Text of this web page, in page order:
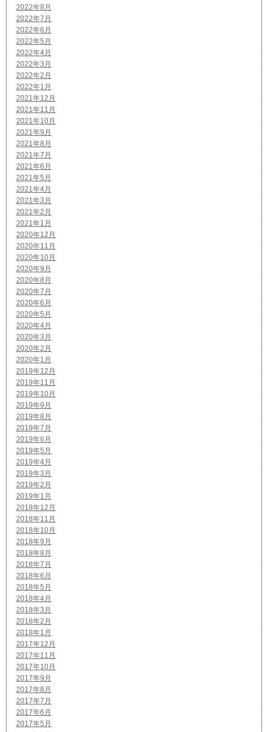
2022年8月
2022年7月
2022年6月
2022年5月
2022年4月
2022年3月
2022年2月
2022年1月
2021年12月
2021年11月
2021年10月
2021年9月
2021年8月
2021年7月
2021年6月
2021年5月
2021年4月
2021年3月
2021年2月
2021年1月
2020年12月
2020年11月
2020年10月
2020年9月
2020年8月
2020年7月
2020年6月
2020年5月
2020年4月
2020年3月
2020年2月
2020年1月
2019年12月
2019年11月
2019年10月
2019年9月
2019年8月
2019年7月
2019年6月
2019年5月
2019年4月
2019年3月
2019年2月
2019年1月
2018年12月
2018年11月
2018年10月
2018年9月
2018年8月
2018年7月
2018年6月
2018年5月
2018年4月
2018年3月
2018年2月
2018年1月
2017年12月
2017年11月
2017年10月
2017年9月
2017年8月
2017年7月
2017年6月
2017年5月